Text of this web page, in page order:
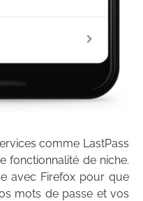
comme LastPass
fonctionnalité de niche.
avec Firefox pour que
mots de passe et vos